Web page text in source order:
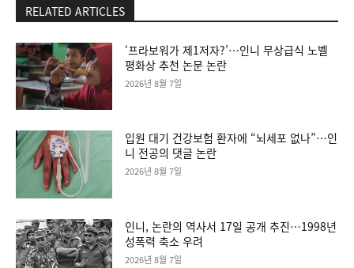
RELATED ARTICLES
‘프라보워가 제1저자?’…인니 무상급식 노벨
평화상 추천 논문 논란
2026년 8월 7일
입원 대기 건강보험 환자에 “뇌세포 없나”…인
니 전공의 댓글 논란
2026년 8월 7일
인니, 논란의 역사서 17일 공개 추진…1998년
성폭력 축소 우려
2026년 8월 7일